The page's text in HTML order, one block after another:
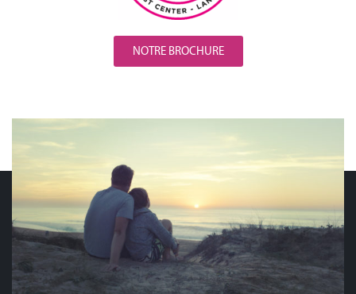
NOTRE BROCHURE